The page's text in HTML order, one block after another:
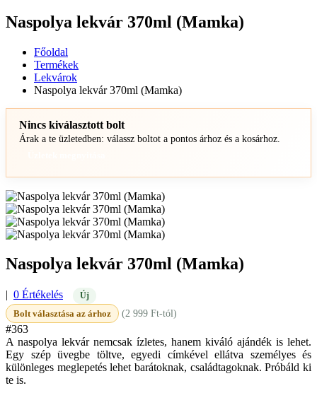
Naspolya lekvár 370ml (Mamka)
Főoldal
Termékek
Lekvárok
Naspolya lekvár 370ml (Mamka)
Nincs kiválasztott bolt
Árak a te üzletedben: válassz boltot a pontos árhoz és a kosárhoz.
Naspolya lekvár 370ml (Mamka)
| 0 Értékelés Új
Bolt választása az árhoz (2 999 Ft-tól)
#363
A naspolya lekvár nemcsak ízletes, hanem kiváló ajándék is lehet.
Egy szép üvegbe töltve, egyedi címkével ellátva személyes és
különleges meglepetés lehet barátoknak, családtagoknak. Próbáld ki
te is.